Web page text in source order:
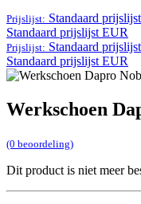
Prijslijst: Standaard
Standaard prijslijst EUR
Prijslijst: Standaard
Standaard prijslijst EUR
Werkschoen
(0 beoordeling)
Dit product is niet meer